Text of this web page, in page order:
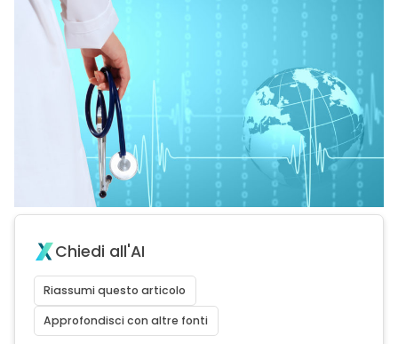
Chiedi all'AI
Riassumi questo articolo
Approfondisci con altre fonti